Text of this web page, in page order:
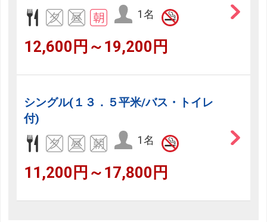
1名
12,600円～19,200円
シングル(１３．５平米/バス・トイレ
付)
1名
11,200円～17,800円